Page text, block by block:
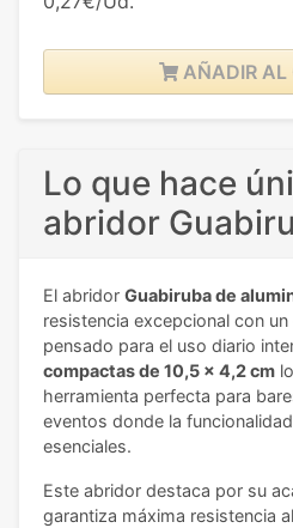
AÑADIR AL
Lo que hace
abridor
El abridor Guabiruba de
resistencia excepcional con
pensado para el uso diario
compactas de 10,5 x 4,2 cm
herramienta perfecta para
eventos donde la
esenciales.
Este abridor destaca por su
garantiza máxima resistencia